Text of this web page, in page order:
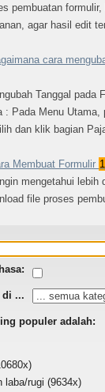
pembuatan
agar hasil edit
cara
Tanggal pada
: Pada Menu
dan klik bagian
Membuat Formulir
mengetahui lebih
file proses
di ...
populer adalah:
laba/rugi (9634x)